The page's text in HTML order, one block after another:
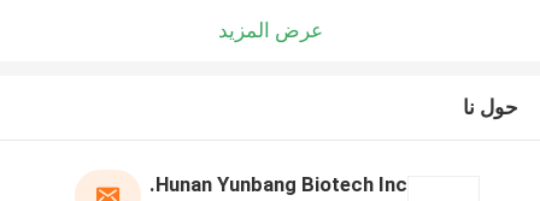
عرض المزيد
حول نا
Hunan Yunbang Biotech Inc.